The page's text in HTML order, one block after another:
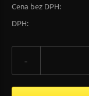
Cena bez DPH:
DPH:
-